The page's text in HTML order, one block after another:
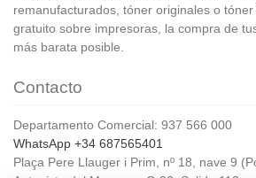
remanufacturados, tóner originales o
gratuito sobre impresoras, la compra de
más barata posible.
Contacto
Departamento Comercial: 937 566 000
WhatsApp +34 687565401
Plaça Pere Llauger i Prim, nº 18, nave 9